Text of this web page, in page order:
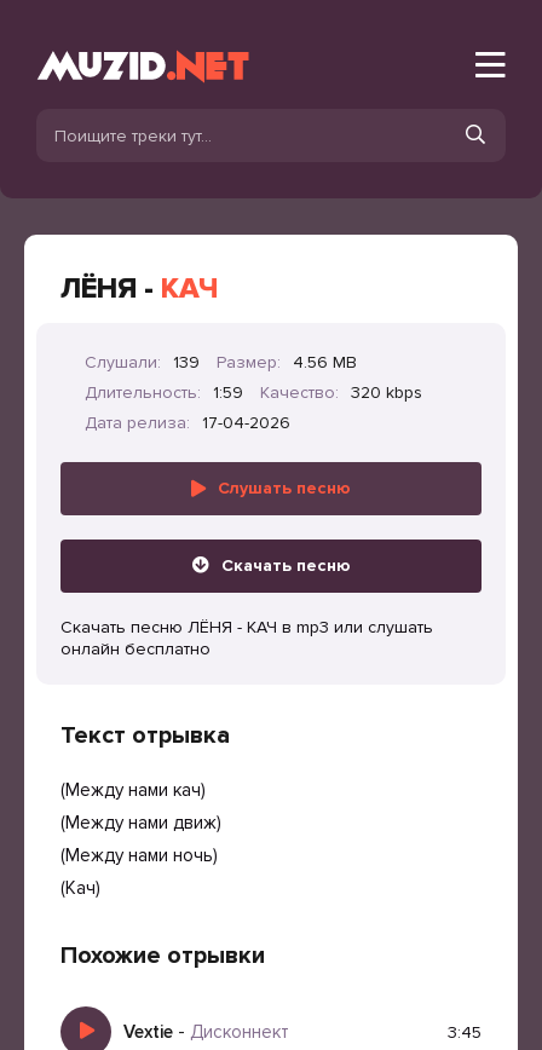
ЛЁНЯ - КАЧ
Слушали: 139 Размер:
4.56 MB
Длительность:
1:59 Качество:
320 kbps
Дата релиза:
17-04-2026
Слушать песню
Скачать песню
Скачать песню ЛЁНЯ - КАЧ в mp3 или слушать
онлайн бесплатно
Текст отрывка
(Между нами кач)
(Между нами движ)
(Между нами ночь)
(Кач)
Похожие отрывки
Vextie - Дисконнект 3:45